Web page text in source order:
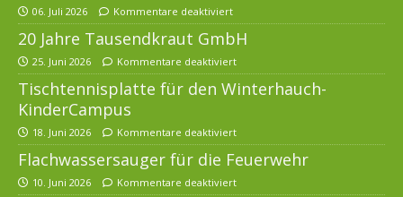
06. Juli 2026 Kommentare deaktiviert
20 Jahre Tausendkraut GmbH
25. Juni 2026 Kommentare deaktiviert
Tischtennisplatte für den Winterhauch-
KinderCampus
18. Juni 2026 Kommentare deaktiviert
Flachwassersauger für die Feuerwehr
10. Juni 2026 Kommentare deaktiviert